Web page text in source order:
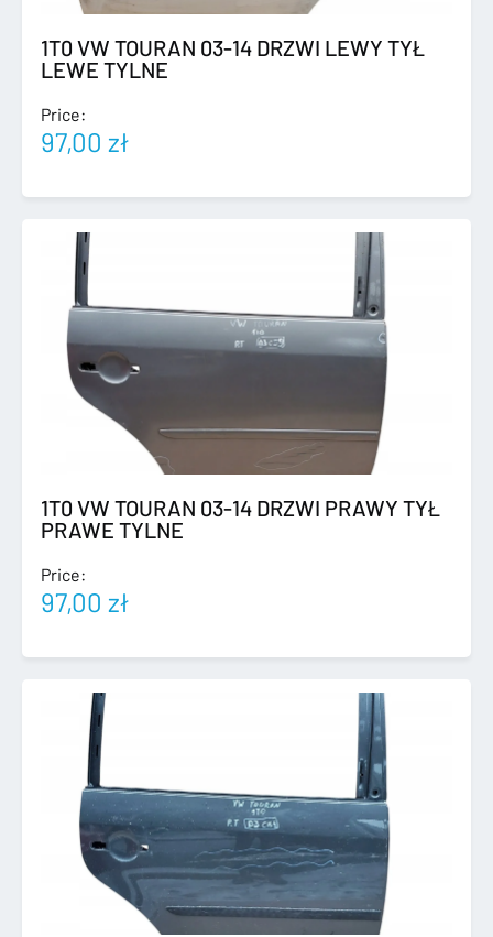
1T0 VW TOURAN 03-14 DRZWI LEWY TYŁ
LEWE TYLNE
Price:
97,00 zł
1T0 VW TOURAN 03-14 DRZWI PRAWY TYŁ
PRAWE TYLNE
Price:
97,00 zł